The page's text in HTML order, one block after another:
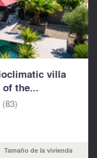
villa
the...
Tamaño de la vivienda